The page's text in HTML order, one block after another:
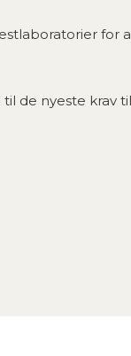
for
de nyeste krav